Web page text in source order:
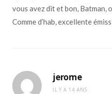
vous avez dit et bon, Batman,
Comme d’hab, excellente
jerome
IL Y A 14 ANS